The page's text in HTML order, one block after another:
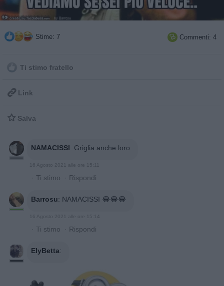
Stime: 7  Commenti: 4
Ti stimo fratello
 Link
 Salva
NAMACISSI: Griglia anche loro
16 Agosto 2021 alle ore 15:11
· Ti stimo · Rispondi
Barrosu: NAMACISSI 😂😂😂
16 Agosto 2021 alle ore 15:14
· Ti stimo · Rispondi
ElyBetta: